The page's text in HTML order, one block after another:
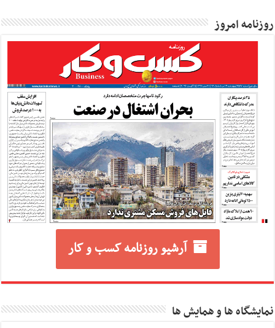
روزنامه امروز
آرشیو روزنامه کسب و کار
نمایشگاه ها و همایش ها